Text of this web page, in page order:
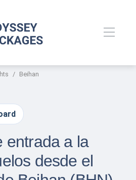
Beihan
entrada a la
desde el